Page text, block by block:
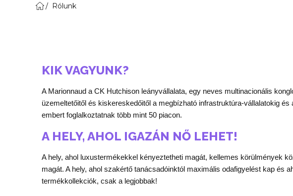
Rólunk
KIK VAGYUNK?
A Marionnaud a CK Hutchison leányvállalata, egy neves multinacionális
üzemeltetőitől és kiskereskedőitől a megbízható infrastruktúra-vállalatokig
embert foglalkoztatnak több mint 50 piacon.
A HELY, AHOL IGAZÁN NŐ LEHET!
A hely, ahol luxustermékekkel kényeztetheti magát, kellemes körülmények
magát. A hely, ahol szakértő tanácsadóinktól maximális odafigyelést kap
termékkollekciók, csak a legjobbak!